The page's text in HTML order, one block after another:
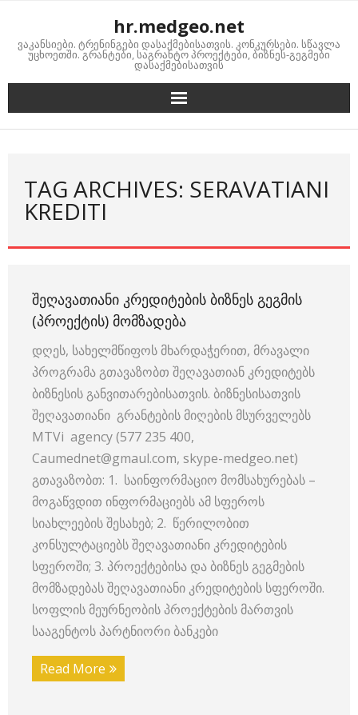
content
hr.medgeo.net
ვაკანსიები. ტრენინგები დასაქმებისათვის. კონკურსები. სწავლა
უცხოეთში. გრანტები, საგრანტო პროექტები, ბიზნეს-გეგმები
დასაქმებისათვის
TAG ARCHIVES: SERAVATIANI
KREDITI
ᲨᲔᲦᲐᲕᲐᲗᲘᲐᲜᲘ ᲙᲠᲔᲓᲘᲢᲔᲑᲘᲡ ᲑᲘᲖᲜᲔᲡ ᲒᲔᲒᲛᲘᲡ
(ᲞᲠᲝᲔᲥᲢᲘᲡ) ᲛᲝᲛᲖᲐᲓᲔᲑᲐ
დღეს, სახელმწიფოს მხარდაჭერით, მრავალი
პროგრამა გთავაზობთ შეღავათიან კრედიტებს
ბიზნესის განვითარებისათვის. ბიზნესისათვის
შეღავათიანი გრანტების მიღების მსურველებს
MTVi agency (577 235 400,
Caumednet@gmaul.com, skype-medgeo.net)
გთავაზობთ: 1. საინფორმაციო მომსახურებას –
მოგაწვდით ინფორმაციებს ამ სფეროს
სიახლეების შესახებ; 2. წერილობით
კონსულტაციებს შეღავათიანი კრედიტების
სფეროში; 3. პროექტებისა და ბიზნეს გეგმების
მომზადებას შეღავათიანი კრედიტების სფეროში.
სოფლის მეურნეობის პროექტების მართვის
სააგენტოს პარტნიორი ბანკები
Read More